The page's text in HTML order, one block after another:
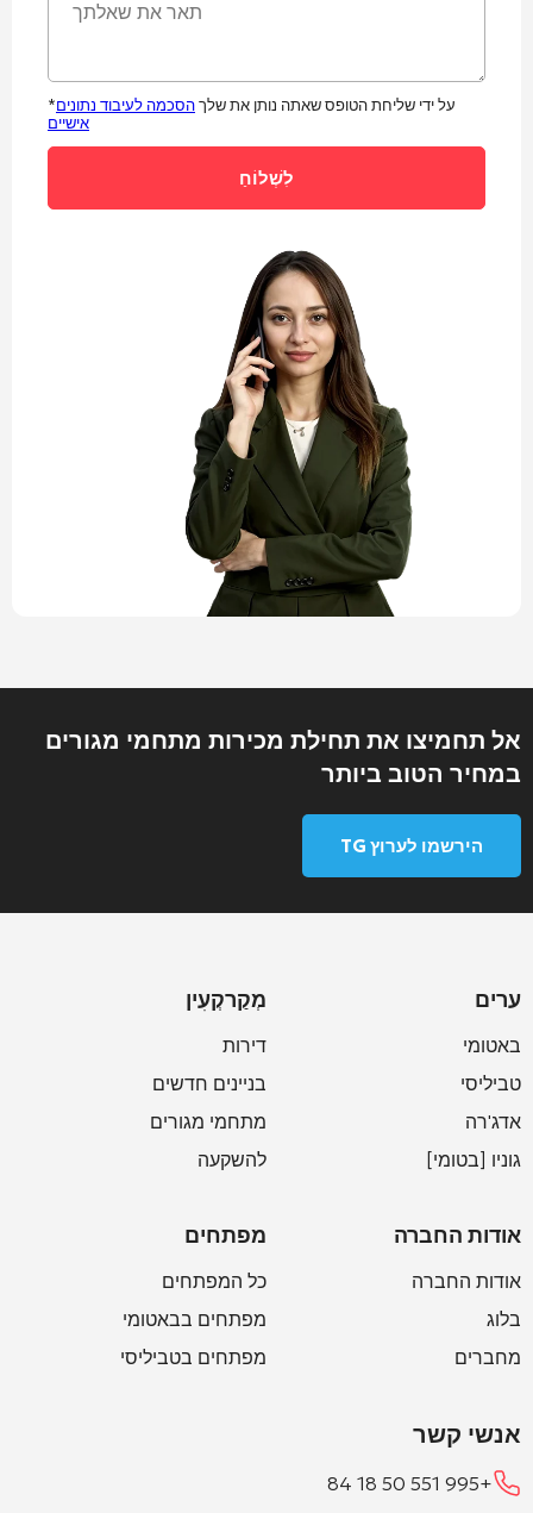
*על ידי שליחת הטופס שאתה נותן את שלךהסכמה לעיבוד נתונים
אישיים
אל תחמיצו את תחילת מכירות מתחמי מגורים
במחיר הטוב ביותר
הירשמו לערוץ TG
ערים
באטומי
טביליסי
אדג'רה
גוניו [בטומי]
אודות החברה
אודות החברה
בלוג
מחברים
מְקַרקְעִין
דירות
בניינים חדשים
מתחמי מגורים
להשקעה
מפתחים
כל המפתחים
מפתחים בבאטומי
מפתחים בטביליסי
אנשי קשר
+995 551 50 18 84